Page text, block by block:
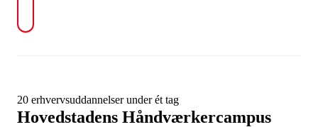
20 erhvervsuddannelser under ét tag
Hovedstadens Håndværkercampus